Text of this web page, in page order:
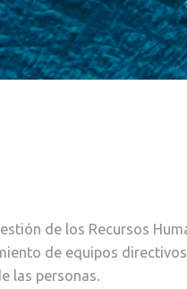
de los Recursos
de equipos
las personas.